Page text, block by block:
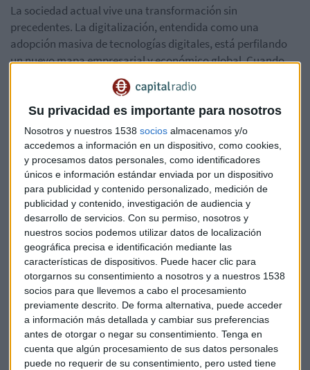
Su privacidad es importante para nosotros
Nosotros y nuestros 1538 socios almacenamos y/o
accedemos a información en un dispositivo, como cookies,
y procesamos datos personales, como identificadores
únicos e información estándar enviada por un dispositivo
para publicidad y contenido personalizado, medición de
publicidad y contenido, investigación de audiencia y
desarrollo de servicios. Con su permiso, nosotros y
nuestros socios podemos utilizar datos de localización
geográfica precisa e identificación mediante las
características de dispositivos. Puede hacer clic para
otorgarnos su consentimiento a nosotros y a nuestros 1538
socios para que llevemos a cabo el procesamiento
previamente descrito. De forma alternativa, puede acceder
a información más detallada y cambiar sus preferencias
antes de otorgar o negar su consentimiento. Tenga en
cuenta que algún procesamiento de sus datos personales
puede no requerir de su consentimiento, pero usted tiene
La sociedad actual vive una transformación sin
precedentes. La digitalización, entendida como una
adopción masiva de tecnologías digitales, está perfilando
un nuevo mapa empresarial y económico global. Cuando
hablamos de herramientas digitales, ya no podemos
basarnos en reutilizar y adaptar los modelos tradicionales,
sino que debemos afrontar una auténtica reconversión del
tejido productivo: han surgido nuevos actores, nuevas
formas de crear valor y, en general, hay unas nuevas reglas
de juego. El resultado es un ecosistema empresarial más
interconectado, dinámico y centrado en el cliente final.
Del producto al servicio: el auge de las plataformas
Uno de los principales impactos que podemos considerar
que han sido provocados por esta economía digital es el
paso de modelos centrados en el producto a otros modelos
basados en el servicio. Plataformas que ofrecen software a
modo de servicio, como Amazon, Spotify o Airbnb han
demostrado que, en esta era digital, no es estrictamente
necesario disponer de activos físicos para generar valor. En
esta nueva etapa, lo verdaderamente importante es